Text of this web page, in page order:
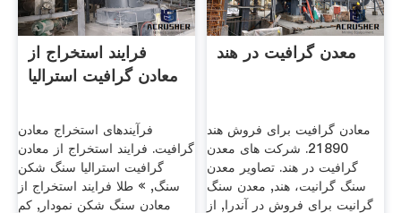
فرایند استخراج از
معادن گرافیت استرالیا
فرآیندهای استخراج معادن
گرافیت. فرایند استخراج از معادن
گرافیت استرالیا سنگ شکن
سنگ, » طلا فرایند استخراج از
معادن سنگ شکن نمودار, كم
معدن گرافیت در هند
معادن گرافیت برای فروش هند
21890. شرکت های معدن
گرافیت در هند. تصاویر معدن
سنگ گرانیت، هند, معدن سنگ
گرانیت برای فروش در آندرا, از